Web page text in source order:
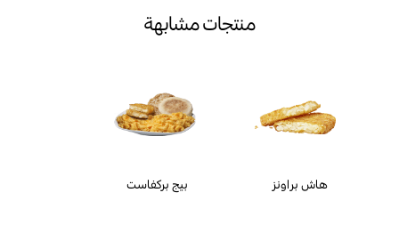
منتجات مشابهة
هاش براونز بيج بركفاست